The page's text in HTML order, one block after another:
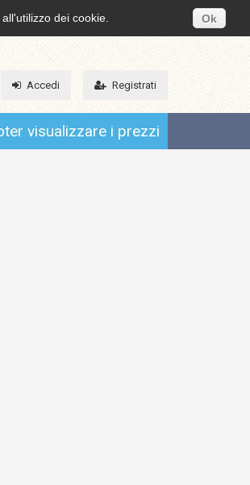
dei cookie. Ok
Accedi Registrati
visualizzare i prezzi